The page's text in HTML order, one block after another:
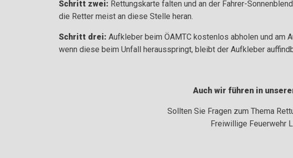
Schritt zwei: Rettungskarte falten und an der Fahrer-
die Retter meist an diese Stelle heran.
Schritt drei: Aufkleber beim ÖAMTC kostenlos abholen und am
wenn diese beim Unfall herausspringt, bleibt der Aufkleber
Auch wir führen in
Sollten Sie Fragen zum Thema
Freiwillige Feuerwehr